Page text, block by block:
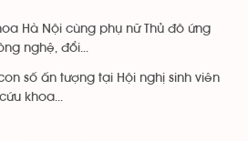
Hà Nội cùng phụ nữ Thủ đô ứng
nghệ, đổi...
số ấn tượng tại Hội nghị sinh viên
khoa...